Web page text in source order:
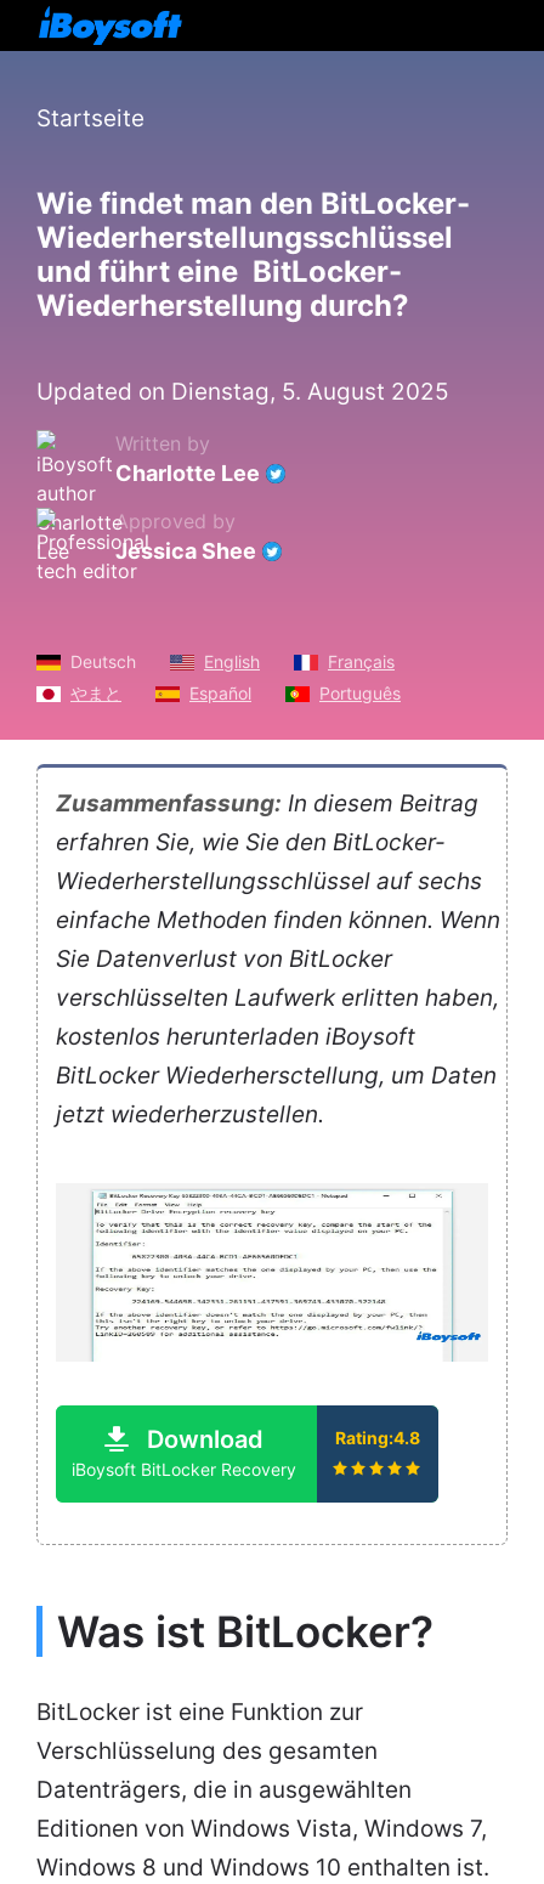
Startseite
Wie findet man den BitLocker-
Wiederherstellungsschlüssel
und führt eine BitLocker-
Wiederherstellung durch?
Updated on Dienstag, 5. August 2025
Written by
Charlotte Lee
Approved by
Jessica Shee
Deutsch English
Français
やまと
Español Português
Zusammenfassung: In diesem Beitrag
erfahren Sie, wie Sie den BitLocker-
Wiederherstellungsschlüssel auf sechs
einfache Methoden finden können. Wenn
Sie Datenverlust von BitLocker
verschlüsselten Laufwerk erlitten haben,
kostenlos herunterladen iBoysoft
BitLocker Wiederhersctellung, um Daten
jetzt wiederherzustellen.
Download
iBoysoft BitLocker Recovery
Rating:4.8
Was ist BitLocker?
BitLocker ist eine Funktion zur
Verschlüsselung des gesamten
Datenträgers, die in ausgewählten
Editionen von Windows Vista, Windows 7,
Windows 8 und Windows 10 enthalten ist.